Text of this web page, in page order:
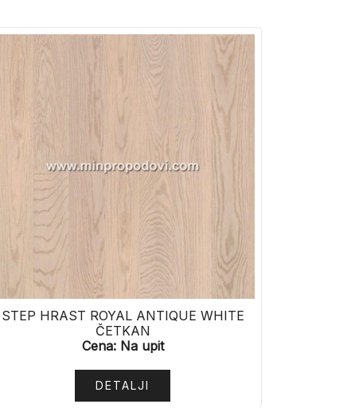
STEP HRAST ROYAL ANTIQUE WHITE
ČETKAN
Cena: Na upit
DETALJI